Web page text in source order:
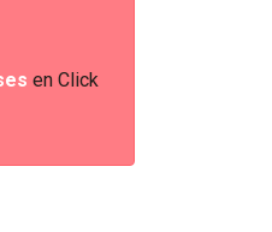
en Click